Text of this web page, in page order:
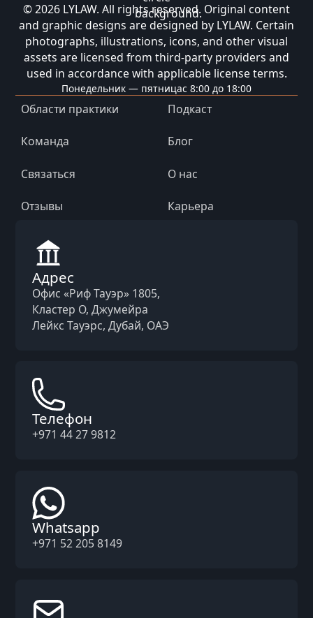
© 2026 LYLAW. All rights reserved. Original content
and graphic designs are designed by LYLAW. Certain
photographs, illustrations, icons, and other visual
assets are licensed from third-party providers and
used in accordance with applicable license terms.
Понедельник — пятницас 8:00 до 18:00
Области практики Подкаст
Команда Блог
Связаться О нас
Отзывы Карьера
Адрес
Офис «Риф Тауэр» 1805,
Кластер O, Джумейра
Лейкс Тауэрс, Дубай, ОАЭ
Телефон
+971 44 27 9812
Whatsapp
+971 52 205 8149